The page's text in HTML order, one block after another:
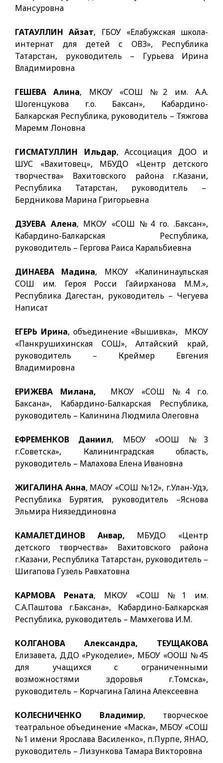
Мансуровна
ГАТАУЛЛИН Айзат, ГБОУ «Елабужская школа-
интернат для детей с ОВЗ», Республика
Татарстан, руководитель – Гурьева Ирина
Владимировна
ГЕШЕВА Алина, МКОУ «СОШ №2 им. А.А.
Шогенцукова г.о. Баксан», Кабардино-
Балкарская Республика, руководитель – Тяжгова
Маремм Лоновна
ГИСМАТУЛЛИН Ильдар, Ассоциация ДОО и
ШУС «Вахитовец», МБУДО «Центр детского
творчества» Вахитовского района г.Казани,
Республика Татарстан, руководитель –
Бердникова Марина Григорьевна
ДЗУЕВА Алена, МКОУ «СОШ №4 го. .Баксан»,
Кабардино-Балкарская Республика,
руководитель – Гергова Раиса Каральбиевна
ДИНАЕВА Мадина, МКОУ «Калининаульская
СОШ им. Героя Росси Гайирханова М.М.»,
Республика Дагестан, руководитель – Чегуева
Написат
ЕГЕРЬ Ирина, объединение «Вышивка», МКОУ
«Панкрушихинская СОШ», Алтайский край,
руководитель – Креймер Евгения
Владимировна
ЕРИЖЕВА Милана,
МКОУ «СОШ №4 г.о.
Баксана», Кабардино-Балкарская Республика,
руководитель – Калинина Людмила Олеговна
ЕФРЕМЕНКОВ Даниил, МБОУ «ООШ №3
г.Советска», Калининградская область,
руководитель – Малахова Елена Ивановна
ЖИГАЛИНА Анна, МАОУ «СОШ №12», г.Улан-Удэ,
Республика Бурятия, руководитель –Яснова
Эльмира Ниязеддиновна
КАМАЛЕТДИНОВ Анвар, МБУДО «Центр
детского творчества» Вахитовского района
г.Казани, Республика Татарстан, руководитель –
Шигапова Гузель Равхатовна
КАРМОВА Рената, МКОУ «СОШ №1 им.
С.А.Паштова г.Баксана», Кабардино-Балкарская
Республика, руководитель – Мамхегова И.М.
КОЛГАНОВА Александра, ТЕУЩАКОВА
Елизавета, ДДО «Рукоделие», МБОУ «ООШ №45
для учащихся с ограниченными
возможностями здоровья г.Томска»,
руководитель – Корчагина Галина Алексеевна
КОЛЕСНИЧЕНКО Владимир, творческое
театральное объединение «Маска», МБОУ «СОШ
№1 имени Ярослава Василенко», п.Пурпе, ЯНАО,
руководитель – Лизункова Тамара Викторовна